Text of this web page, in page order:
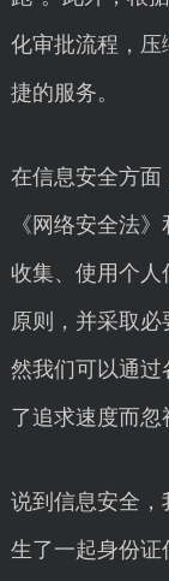
化审批流程，压
捷的服务。
在信息安全方
《网络安全法
收集、使用个
原则，并采取
然我们可以通过
了追求速度而忽
说到信息安全
生了一起身份证